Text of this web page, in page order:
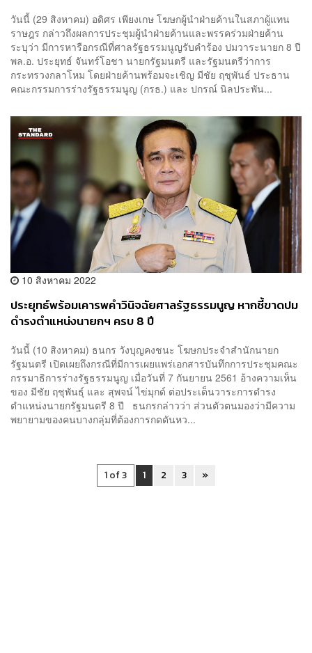
วันนี้ (29 สิงหาคม) อดิศร เพียงเกษ โฆษกผู้นำฝ่ายค้านในสภาผู้แทน
ราษฎร กล่าวถึงผลการประชุมผู้นำฝ่ายค้านและพรรคร่วมฝ่ายค้าน
ระบุว่า มีการหารือกรณีที่ศาลรัฐธรรมนูญรับคำร้อง ปมวาระนายก 8 ปี
พล.อ. ประยุทธ์ จันทร์โอชา นายกรัฐมนตรี และรัฐมนตรีว่าการ
กระทรวงกลาโหม โดยฝ่ายค้านพร้อมจะเชิญ มีชัย ฤชุพันธ์ ประธาน
คณะกรรมการร่างรัฐธรรมนูญ (กรธ.) และ ปกรณ์ นิลประพัน...
10 สิงหาคม 2022
ประยุทธ์พร้อมเคารพคำวินิจฉัยศาลรัฐธรรมนูญ หากชี้ขาดปม
ดำรงตำแหน่งนายกฯ ครบ 8 ปี
วันนี้ (10 สิงหาคม) ธนกร วังบุญคงชนะ โฆษกประจำสำนักนายก
รัฐมนตรี เปิดเผยถึงกรณีที่มีการเผยแพร่เอกสารบันทึกการประชุมคณะ
กรรมาธิการร่างรัฐธรรมนูญ เมื่อวันที่ 7 กันยายน 2561 อ้างความเห็น
ของ มีชัย ฤชุพันธุ์ และ สุพจน์ ไข่มุกด์ ต่อประเด็นวาระการดำรง
ตำแหน่งนายกรัฐมนตรี 8 ปี ธนกรกล่าวว่า ส่วนตัวตนมองว่ามีความ
พยายามของคนบางกลุ่มที่ต้องการกดดันหว...
1 of 3 1 2 3 »